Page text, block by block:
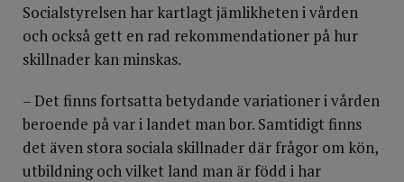
Socialstyrelsen har kartlagt jämlikheten i vården
och också gett en rad rekommendationer på hur
skillnader kan minskas.
– Det finns fortsatta betydande variationer i vården
beroende på var i landet man bor. Samtidigt finns
det även stora sociala skillnader där frågor om kön,
utbildning och vilket land man är född i har